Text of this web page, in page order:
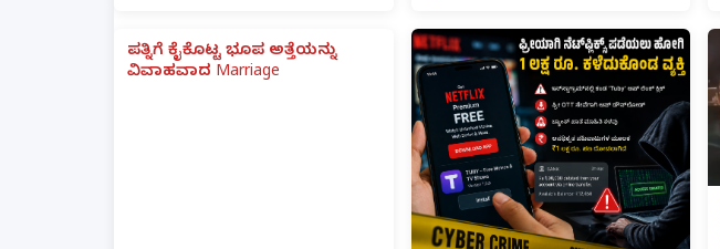
ಪತ್ನಿಗೆ ಕೈಕೊಟ್ಟ ಭೂಪ ಅತ್ತೆಯನ್ನು
ವಿವಾಹವಾದ Marriage